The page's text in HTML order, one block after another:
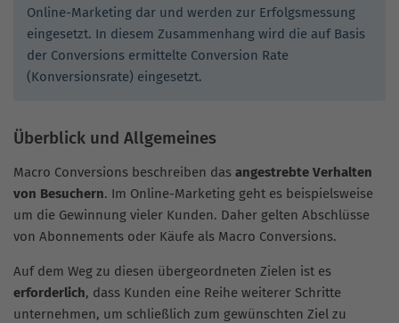
Online-Marketing dar und werden zur Erfolgsmessung
eingesetzt. In diesem Zusammenhang wird die auf Basis
der Conversions ermittelte Conversion Rate
(Konversionsrate) eingesetzt.
Überblick und Allgemeines
Macro Conversions beschreiben das angestrebte Verhalten
von Besuchern. Im Online-Marketing geht es beispielsweise
um die Gewinnung vieler Kunden. Daher gelten Abschlüsse
von Abonnements oder Käufe als Macro Conversions.
Auf dem Weg zu diesen übergeordneten Zielen ist es
erforderlich, dass Kunden eine Reihe weiterer Schritte
unternehmen, um schließlich zum gewünschten Ziel zu